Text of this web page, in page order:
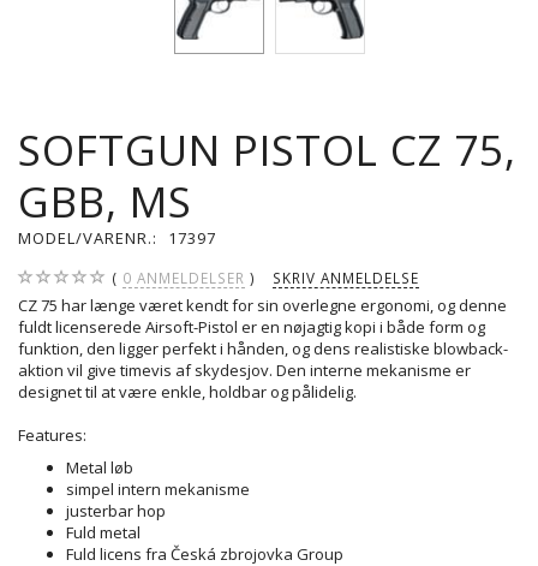
SOFTGUN PISTOL CZ 75,
GBB, MS
MODEL/VARENR.: 17397
0 ANMELDELSER SKRIV ANMELDELSE
CZ 75 har længe været kendt for sin overlegne ergonomi, og denne
fuldt licenserede Airsoft-Pistol er en nøjagtig kopi i både form og
funktion, den ligger perfekt i hånden, og dens realistiske blowback-
aktion vil give timevis af skydesjov. Den interne mekanisme er
designet til at være enkle, holdbar og pålidelig.
Features:
Metal løb
simpel intern mekanisme
justerbar hop
Fuld metal
Fuld licens fra Česká zbrojovka Group